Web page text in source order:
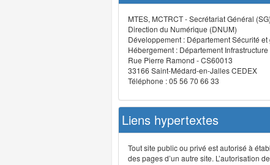
MTES, MCTRCT - Secrétariat Général (SG)
Direction du Numérique (DNUM)
Développement : Département Sécurité
Hébergement : Département
Rue Pierre Ramond - CS60013
33166 Saint-Médard-en-Jalles CEDEX
Téléphone : 05 56 70 66 33
Liens hypertextes
Tout site public ou privé est autorisé à
des pages d’un autre site. L’autorisation